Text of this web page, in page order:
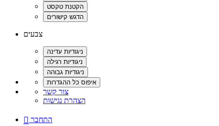
צבעים
צור קשר
הצהרת נגישות
 התחבר